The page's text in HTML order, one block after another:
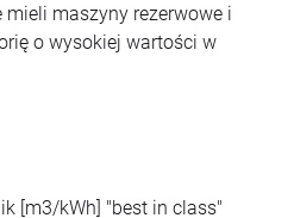
mieli maszyny rezerwowe i
o wysokiej wartości w
[m3/kWh] "best in class"